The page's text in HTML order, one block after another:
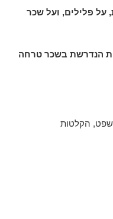
על פלילים, ועל שכר
הנדרשת בשכר טרחה
הקלטות